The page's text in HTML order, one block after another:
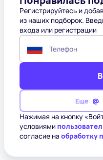
Регистрируйтесь и
из наших подборок.
входа или регистрации
Телефон
Еще
Нажимая на кнопку
условиями
согласие на обработку